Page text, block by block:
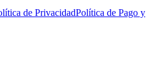
de PrivacidadPolítica de Pago y